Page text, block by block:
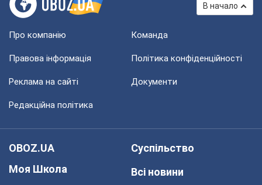
В начало
Про компанію Команда
Правова інформація Політика конфіденційності
Реклама на сайті Документи
Редакційна політика
OBOZ.UA
Моя Школа
Суспільство
Всі новини